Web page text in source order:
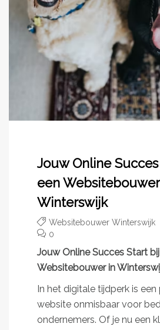
Jouw Online
een
Winterswijk
Websitebouwer Winterswijk
0
Jouw Online Succes Start
Websitebouwer in
In het digitale tijdperk is
website onmisbaar voor
ondernemers. Of je nu een